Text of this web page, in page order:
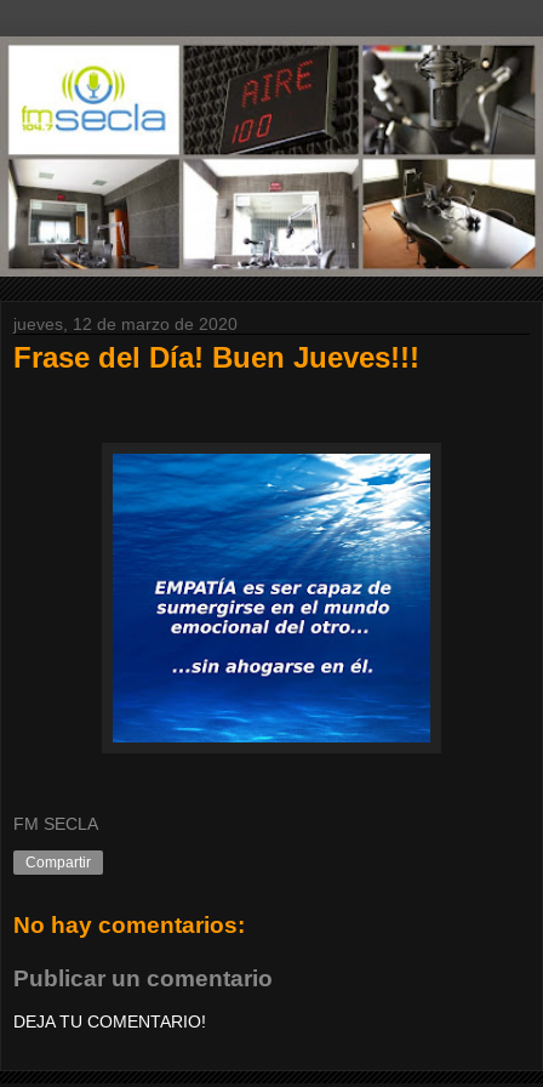
jueves, 12 de marzo de 2020
Frase del Día! Buen Jueves!!!
FM SECLA
Compartir
No hay comentarios:
Publicar un comentario
DEJA TU COMENTARIO!